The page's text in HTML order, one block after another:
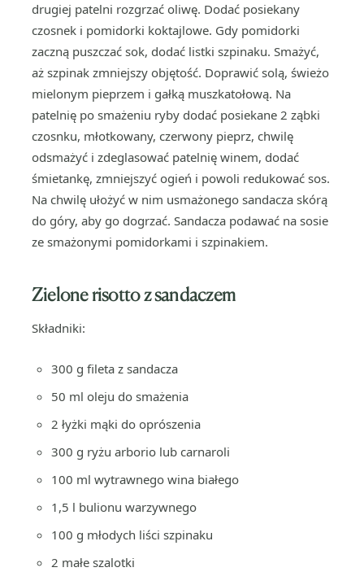
drugiej patelni rozgrzać oliwę. Dodać posiekany
czosnek i pomidorki koktajlowe. Gdy pomidorki
zaczną puszczać sok, dodać listki szpinaku. Smażyć,
aż szpinak zmniejszy objętość. Doprawić solą, świeżo
mielonym pieprzem i gałką muszkatołową. Na
patelnię po smażeniu ryby dodać posiekane 2 ząbki
czosnku, młotkowany, czerwony pieprz, chwilę
odsmażyć i zdeglasować patelnię winem, dodać
śmietankę, zmniejszyć ogień i powoli redukować sos.
Na chwilę ułożyć w nim usmażonego sandacza skórą
do góry, aby go dogrzać. Sandacza podawać na sosie
ze smażonymi pomidorkami i szpinakiem.
Zielone risotto z sandaczem
Składniki:
300 g fileta z sandacza
50 ml oleju do smażenia
2 łyżki mąki do oprószenia
300 g ryżu arborio lub carnaroli
100 ml wytrawnego wina białego
1,5 l bulionu warzywnego
100 g młodych liści szpinaku
2 małe szalotki